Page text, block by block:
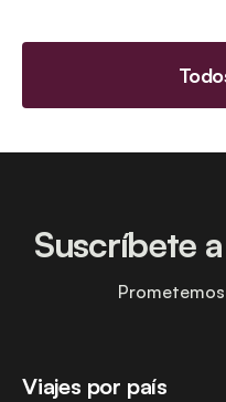
Viajes por país
Suscríbete